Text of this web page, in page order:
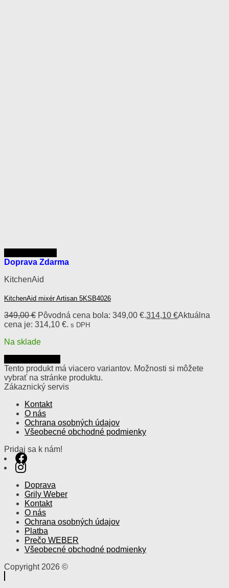
Doprava Zdarma
KitchenAid
KitchenAid mixér Artisan 5KSB4026
349,00€ Pôvodná cena bola: 349,00 €.314,10 €Aktuálna
cena je: 314,10 €. s DPH
Na sklade
Tento produkt má viacero variantov. Možnosti si môžete
vybrať na stránke produktu.
Zákaznický servis
Kontakt
O nás
Ochrana osobných údajov
Všeobecné obchodné podmienky
Pridaj sa k nám!
Doprava
Grily Weber
Kontakt
O nás
Ochrana osobných údajov
Platba
Prečo WEBER
Všeobecné obchodné podmienky
Copyright 2026 ©